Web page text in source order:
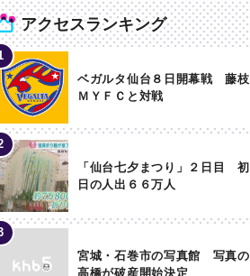
アクセスランキング
ベガルタ仙台８日開幕戦 藤枝
ＭＹＦＣと対戦
「仙台七夕まつり」２日目 初
日の人出６６万人
宮城・石巻市の写真館 写真の
高橋が破産開始決定